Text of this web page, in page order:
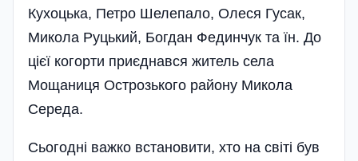
Кухоцька, Петро Шелепало, Олеся Гусак,
Микола Руцький, Богдан Фединчук та їн. До
цієї когорти приєднався житель села
Мощаниця Острозького району Микола
Середа.
Сьогодні важко встановити, хто на світі був